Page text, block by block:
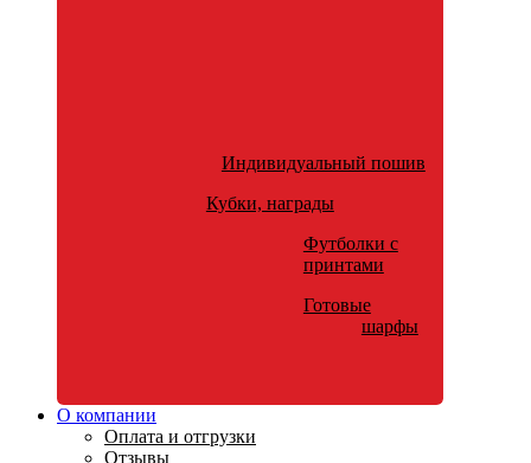
Индивидуальный пошив
Кубки, награды
Футболки с
принтами
Готовые
шарфы
О компании
Оплата и отгрузки
Отзывы